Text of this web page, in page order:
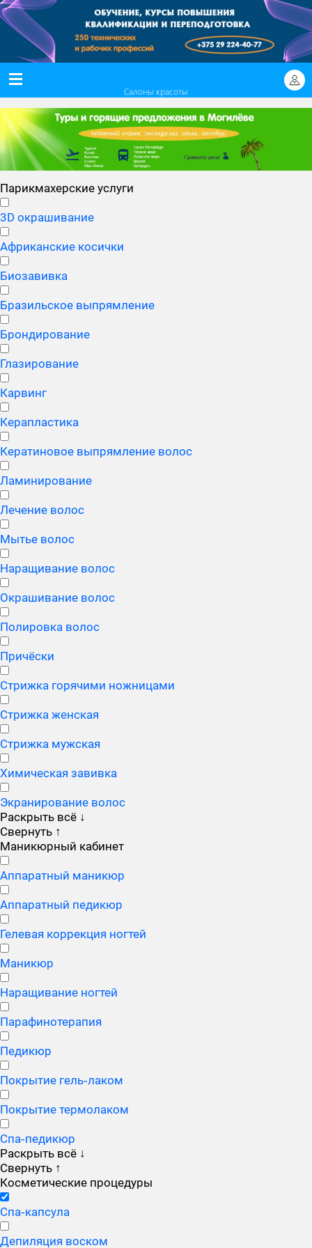
Салоны красоты
Парикмахерские услуги
3D окрашивание
Африканские косички
Биозавивка
Бразильское выпрямление
Брондирование
Глазирование
Карвинг
Керапластика
Кератиновое выпрямление волос
Ламинирование
Лечение волос
Мытье волос
Наращивание волос
Окрашивание волос
Полировка волос
Причёски
Стрижка горячими ножницами
Стрижка женская
Стрижка мужская
Химическая завивка
Экранирование волос
Раскрыть всё ↓
Свернуть ↑
Маникюрный кабинет
Аппаратный маникюр
Аппаратный педикюр
Гелевая коррекция ногтей
Маникюр
Наращивание ногтей
Парафинотерапия
Педикюр
Покрытие гель‑лаком
Покрытие термолаком
Спа‑педикюр
Раскрыть всё ↓
Свернуть ↑
Косметические процедуры
Cпа‑капсула
Депиляция воском